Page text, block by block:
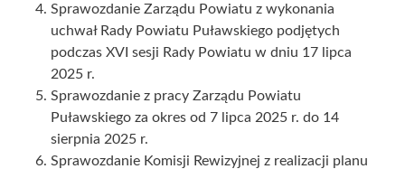
Sprawozdanie Zarządu Powiatu z wykonania
uchwał Rady Powiatu Puławskiego podjętych
podczas XVI sesji Rady Powiatu w dniu 17 lipca
2025 r.
Sprawozdanie z pracy Zarządu Powiatu
Puławskiego za okres od 7 lipca 2025 r. do 14
sierpnia 2025 r.
Sprawozdanie Komisji Rewizyjnej z realizacji planu